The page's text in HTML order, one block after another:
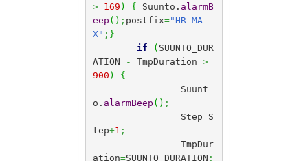
>
169 ) { Suunto. alarmB
eep ( ) ; postfix="HR MA
X" ; }
if
( SUUNTO_DUR
ATION
- TmpDuration >=
900 )
{
o. alarmBeep ( ) ;
		Step
=S
tep+1 ;
ation=SUUNTO_DURATION ;